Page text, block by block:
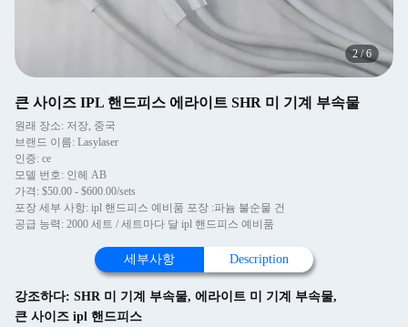
3/6
큰 사이즈 IPL 핸드피스 에라이트 SHR 미 기계 부속물
원래 장소: 저장, 중국
브랜드 이름: Lasylaser
인증: ce
모델 번호: 인헤 AB
가격: $50.00 - $600.00/sets
포장 세부 사항: ipl 핸드피스 예비품 포장 :파늄 불순물 건
공급 능력: 2000 세트 / 세트마다 달 ipl 핸드피스 예비품
세부사항 Description
강조하다: SHR 미 기계 부속물, 에라이트 미 기계 부속물,
큰 사이즈 ipl 핸드피스